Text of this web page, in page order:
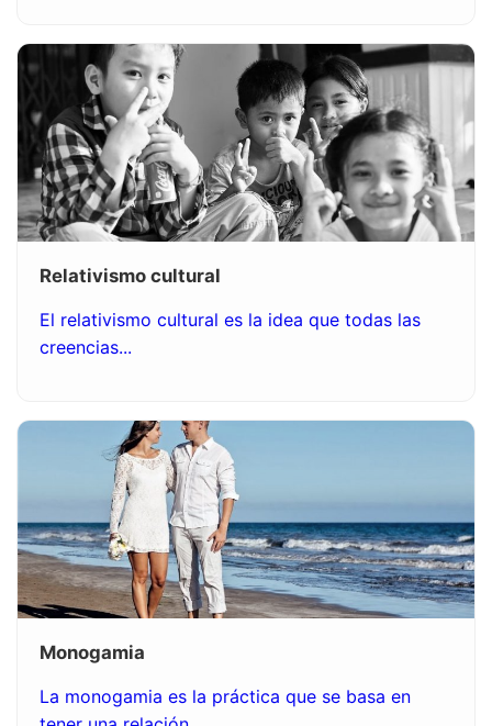
Relativismo cultural
El relativismo cultural es la idea que todas las
creencias...
Monogamia
La monogamia es la práctica que se basa en